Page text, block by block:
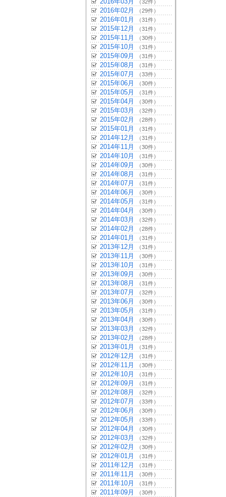
（32件）
2016年02月 （29件）
2016年01月 （31件）
2015年12月 （31件）
2015年11月 （30件）
2015年10月 （31件）
2015年09月 （31件）
2015年08月 （31件）
2015年07月 （33件）
2015年06月 （30件）
2015年05月 （31件）
2015年04月 （30件）
2015年03月 （32件）
2015年02月 （28件）
2015年01月 （31件）
2014年12月 （31件）
2014年11月 （30件）
2014年10月 （31件）
2014年09月 （30件）
2014年08月 （31件）
2014年07月 （31件）
2014年06月 （30件）
2014年05月 （31件）
2014年04月 （30件）
2014年03月 （32件）
2014年02月 （28件）
2014年01月 （31件）
2013年12月 （31件）
2013年11月 （30件）
2013年10月 （31件）
2013年09月 （30件）
2013年08月 （31件）
2013年07月 （32件）
2013年06月 （30件）
2013年05月 （31件）
2013年04月 （30件）
2013年03月 （32件）
2013年02月 （28件）
2013年01月 （31件）
2012年12月 （31件）
2012年11月 （30件）
2012年10月 （31件）
2012年09月 （31件）
2012年08月 （32件）
2012年07月 （33件）
2012年06月 （30件）
2012年05月 （33件）
2012年04月 （30件）
2012年03月 （32件）
2012年02月 （30件）
2012年01月 （31件）
2011年12月 （31件）
2011年11月 （30件）
2011年10月 （31件）
2011年09月 （30件）